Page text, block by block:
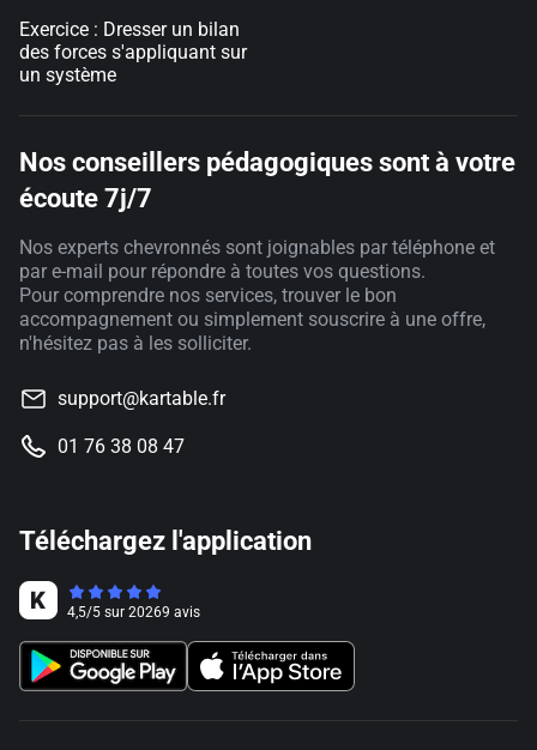
Exercice : Dresser un bilan
des forces s'appliquant sur
un système
Nos conseillers pédagogiques sont à votre
écoute 7j/7
Nos experts chevronnés sont joignables par téléphone et
par e-mail pour répondre à toutes vos questions.
Pour comprendre nos services, trouver le bon
accompagnement ou simplement souscrire à une offre,
n'hésitez pas à les solliciter.
support@kartable.fr
01 76 38 08 47
Téléchargez l'application
4,5/5 sur 20269 avis